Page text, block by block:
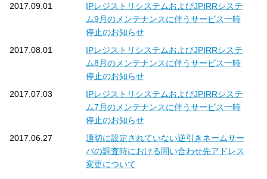
2017.09.01
IPレジストリシステムおよびJPIRRシステ
ム9月のメンテナンスに伴うサービス一時
停止のお知らせ
2017.08.01
IPレジストリシステムおよびJPIRRシステ
ム8月のメンテナンスに伴うサービス一時
停止のお知らせ
2017.07.03
IPレジストリシステムおよびJPIRRシステ
ム7月のメンテナンスに伴うサービス一時
停止のお知らせ
2017.06.27
適切に設定されていない逆引きネームサー
バの調査時における問い合わせ先アドレス
変更について